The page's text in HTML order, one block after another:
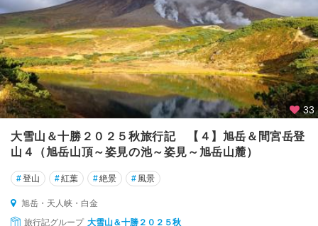
東
川
・
上
川
日
高
・
え
も
帯
広
33
大雪山＆十勝２０２５秋旅行記 【４】旭岳＆間宮岳登
山４（旭岳山頂～姿見の池～姿見～旭岳山麓）
#登山 #紅葉 #絶景 # 風景
旭岳・天人峡・白金
旅行記グループ 大雪山＆十勝２０２５秋